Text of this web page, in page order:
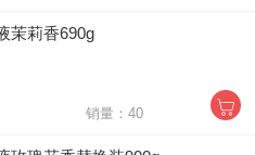
茉莉香690g
销量：40